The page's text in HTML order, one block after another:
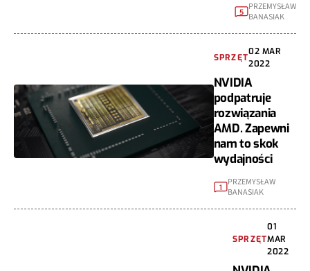
5
PRZEMYSŁAW
BANASIAK
SPRZĘT
02 MAR
2022
NVIDIA
podpatruje
rozwiązania
AMD. Zapewni
nam to skok
wydajności
1
PRZEMYSŁAW
BANASIAK
SPRZĘT
01
MAR
2022